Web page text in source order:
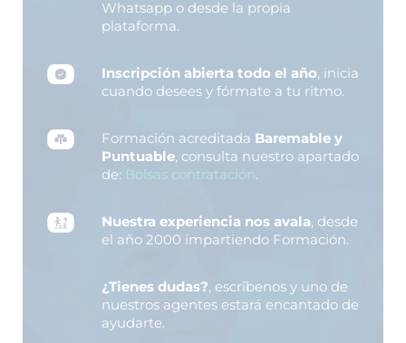
Whatsapp o desde la propia
plataforma.
Inscripción abierta todo el año, inicia
cuando desees y fórmate a tu ritmo.
Formación acreditada Baremable y
Puntuable, consulta nuestro apartado
de: Bolsas contratación.
Nuestra experiencia nos avala, desde
el año 2000 impartiendo Formación.
¿Tienes dudas?, escríbenos y uno de
nuestros agentes estará encantado de
ayudarte.